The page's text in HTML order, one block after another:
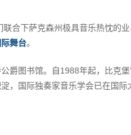
联合下萨克森州极具音乐热忱的
舞台。
爵图书馆。自1988年起，比克
，国际独奏家音乐学会已在国际